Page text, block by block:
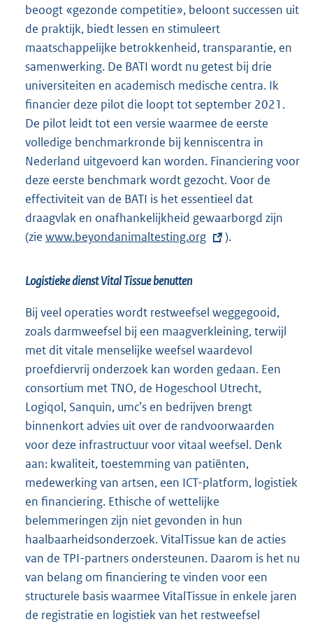
beoogt «gezonde competitie», beloont successen uit
de praktijk, biedt lessen en stimuleert
maatschappelijke betrokkenheid, transparantie, en
samenwerking. De BATI wordt nu getest bij drie
universiteiten en academisch medische centra. Ik
financier deze pilot die loopt tot september 2021.
De pilot leidt tot een versie waarmee de eerste
volledige benchmarkronde bij kenniscentra in
Nederland uitgevoerd kan worden. Financiering voor
deze eerste benchmark wordt gezocht. Voor de
effectiviteit van de BATI is het essentieel dat
draagvlak en onafhankelijkheid gewaarborgd zijn
(zie E
t
r
n
e
l
i
n
k
:
www.beyondanimaltesting.org ).
Logistieke dienst Vital Tissue benutten
Bij veel operaties wordt restweefsel weggegooid,
zoals darmweefsel bij een maagverkleining, terwijl
met dit vitale menselijke weefsel waardevol
proefdiervrij onderzoek kan worden gedaan. Een
consortium met TNO, de Hogeschool Utrecht,
Logiqol, Sanquin, umc’s en bedrijven brengt
binnenkort advies uit over de randvoorwaarden
voor deze infrastructuur voor vitaal weefsel. Denk
aan: kwaliteit, toestemming van patiënten,
medewerking van artsen, een ICT-platform, logistiek
en financiering. Ethische of wettelijke
belemmeringen zijn niet gevonden in hun
haalbaarheidsonderzoek. VitalTissue kan de acties
van de TPI-partners ondersteunen. Daarom is het nu
van belang om financiering te vinden voor een
structurele basis waarmee VitalTissue in enkele jaren
de registratie en logistiek van het restweefsel